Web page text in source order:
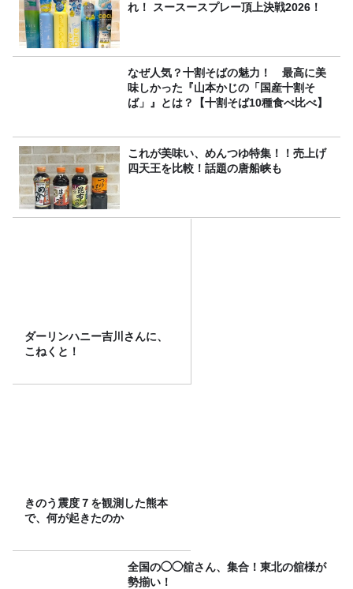
れ！ スースースプレー頂上決戦2026！
なぜ人気？十割そばの魅力！ 最高に美
味しかった『山本かじの「国産十割そ
ば」』とは？【十割そば10種食べ比べ】
これが美味い、めんつゆ特集！！売上げ
四天王を比較！話題の唐船峡も
ダーリンハニー吉川さんに、
こねくと！
きのう震度７を観測した熊本
で、何が起きたのか
全国の◯◯舘さん、集合！東北の舘様が
勢揃い！